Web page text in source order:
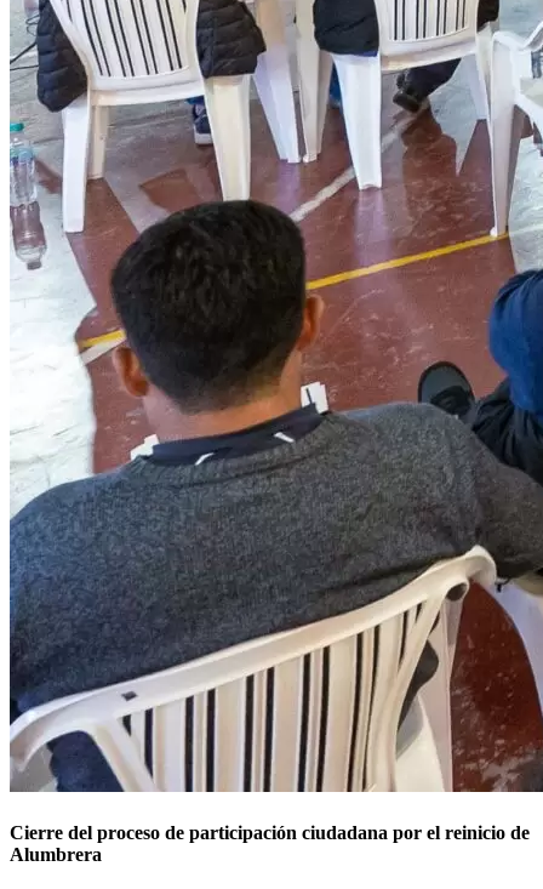
Cierre del proceso de participación ciudadana por el reinicio de
Alumbrera